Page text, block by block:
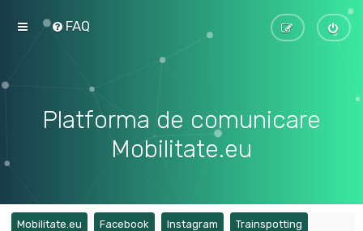
FAQ
Platforma de comunicare
Mobilitate.eu
Mobilitate.eu (Opens a new tab)
Facebook (Opens a new tab)
Instagram (Opens a new tab)
Trainspotting